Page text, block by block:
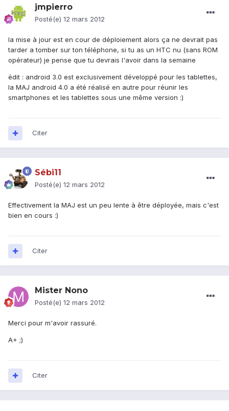
jmpierro
Posté(e) 12 mars 2012
la mise à jour est en cour de déploiement alors ça ne devrait pas
tarder a tomber sur ton téléphone, si tu as un HTC nu (sans ROM
opérateur) je pense que tu devrais l'avoir dans la semaine
édit : android 3.0 est exclusivement développé pour les tablettes,
la MAJ android 4.0 a été réalisé en autre pour réunir les
smartphones et les tablettes sous une même version :)
Citer
Sébi11
Posté(e) 12 mars 2012
Effectivement la MAJ est un peu lente à être déployée, mais c'est
bien en cours :)
Citer
Mister Nono
Posté(e) 12 mars 2012
Merci pour m'avoir rassuré.
A+ ;)
Citer